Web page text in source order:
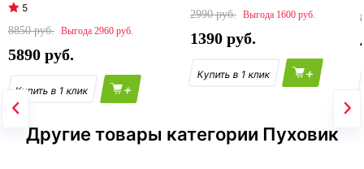
5
8850
2960
5890
+
2990
1600
1390
+
Другие товары категории Пуховик